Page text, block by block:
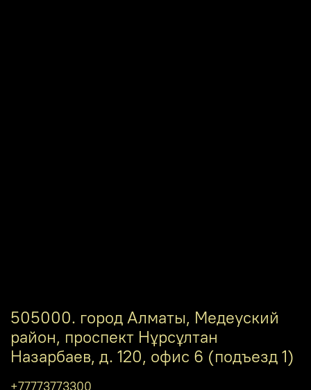
505000. город Алматы, Медеуский
район, проспект Нұрсұлтан
Назарбаев, д. 120, офис 6 (подъезд 1)
+77773773300